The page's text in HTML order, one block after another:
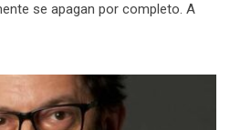
se apagan por completo. A